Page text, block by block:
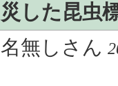
災した昆虫
名無しさん